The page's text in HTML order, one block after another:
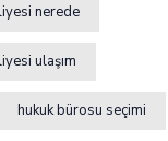
nerede
ulaşım
hukuk bürosu seçimi